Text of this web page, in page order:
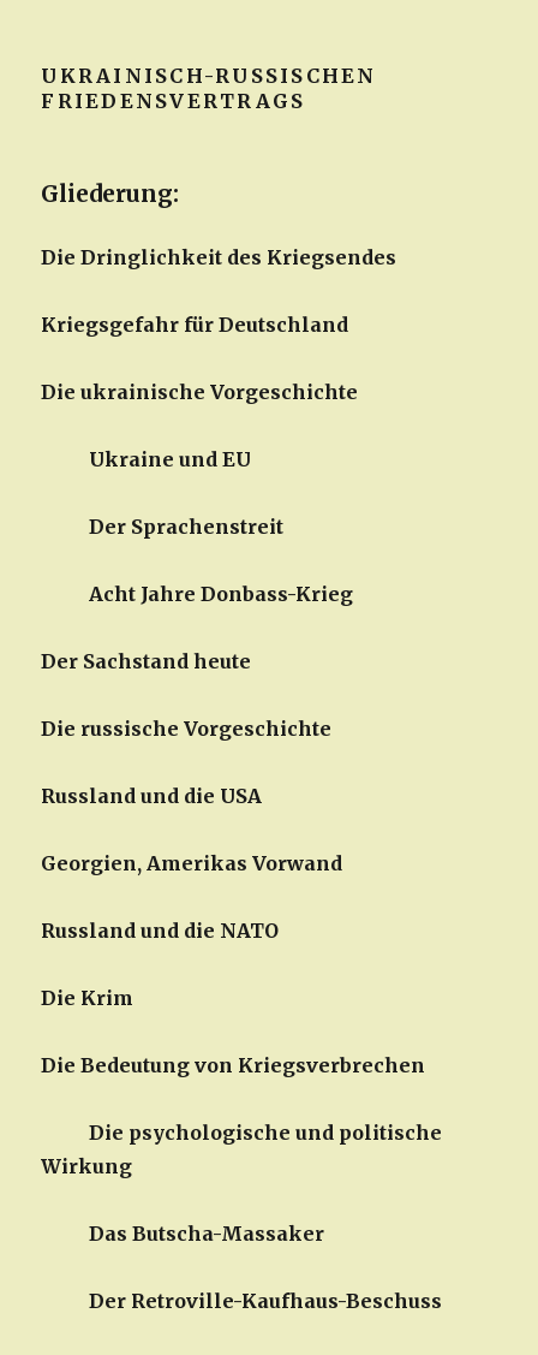
UKRAINISCH-RUSSISCHEN
FRIEDENSVERTRAGS
Gliederung:
Die Dringlichkeit des Kriegsendes
Kriegsgefahr für Deutschland
Die ukrainische Vorgeschichte
Ukraine und EU
Der Sprachenstreit
Acht Jahre Donbass-Krieg
Der Sachstand heute
Die russische Vorgeschichte
Russland und die USA
Georgien, Amerikas Vorwand
Russland und die NATO
Die Krim
Die Bedeutung von Kriegsverbrechen
Die psychologische und politische
Wirkung
Das Butscha-Massaker
Der Retroville-Kaufhaus-Beschuss